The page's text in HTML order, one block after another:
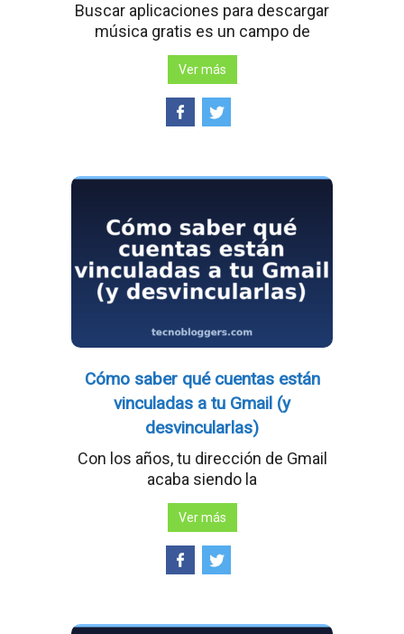
Buscar aplicaciones para descargar
música gratis es un campo de
Ver más
Cómo saber qué cuentas están
vinculadas a tu Gmail (y
desvincularlas)
Con los años, tu dirección de Gmail
acaba siendo la
Ver más